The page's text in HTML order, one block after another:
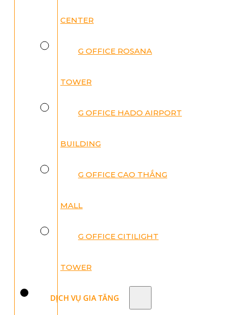
CENTER
G OFFICE ROSANA
TOWER
G OFFICE HADO AIRPORT
BUILDING
G OFFICE CAO THẮNG
MALL
G OFFICE CITILIGHT
TOWER
DỊCH VỤ GIA TĂNG